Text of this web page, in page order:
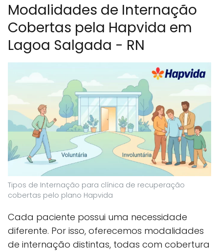
Modalidades de Internação
Cobertas pela Hapvida em
Lagoa Salgada - RN
Tipos de Internação para clínica de recuperação
cobertas pelo plano Hapvida
Cada paciente possui uma necessidade
diferente. Por isso, oferecemos modalidades
de internação distintas, todas com cobertura